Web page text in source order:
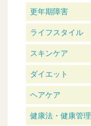
更年期障害
ライフスタイル
スキンケア
ダイエット
ヘアケア
健康法・健康管理